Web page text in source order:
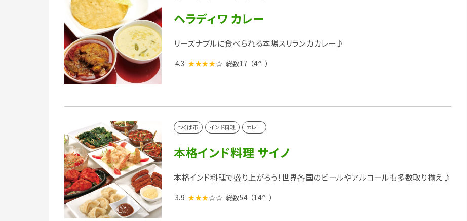
ヘラディワ カレー
リーズナブルに食べられる本場スリランカカレー♪
4.3 ★★★★☆ 総数17 （4件）
つくば市 インド料理 カレー
本格インド料理 サイノ
本格インド料理で盛り上がろう！世界各国のビールやアルコールも多数取り揃え♪
3.9 ★★★☆☆ 総数54 （14件）